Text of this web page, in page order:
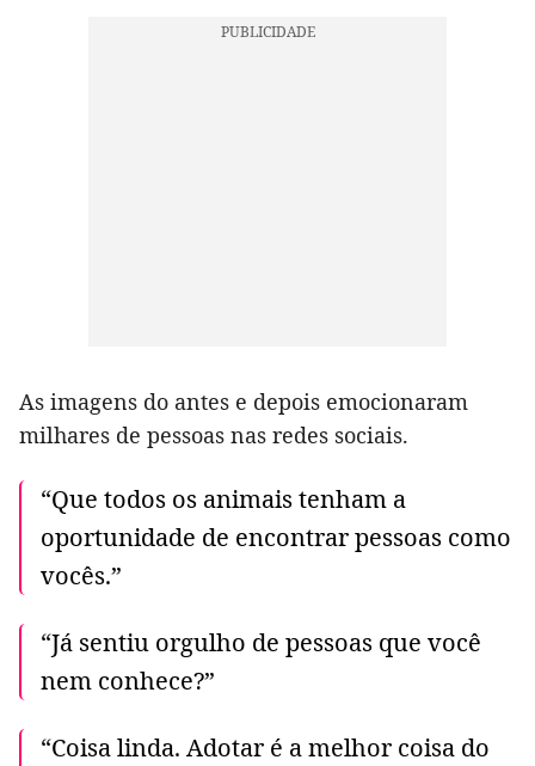
As imagens do antes e depois emocionaram
milhares de pessoas nas redes sociais.
“Que todos os animais tenham a
oportunidade de encontrar pessoas como
vocês.”
“Já sentiu orgulho de pessoas que você
nem conhece?”
“Coisa linda. Adotar é a melhor coisa do